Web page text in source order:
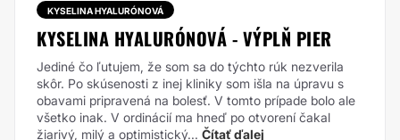
KYSELINA HYALURÓNOVÁ
KYSELINA HYALURÓNOVÁ - VÝPLŇ PIER
Jediné čo ľutujem, že som sa do týchto rúk nezverila
skôr. Po skúsenosti z inej kliniky som išla na úpravu s
obavami pripravená na bolesť. V tomto prípade bolo ale
všetko inak. V ordinácií ma hneď po otvorení čakal
žiarivý, milý a optimistický... Čítať ďalej